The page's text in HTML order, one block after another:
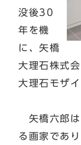
没後30
年を機
に、矢橋
大理石株式
大理石モザ
矢橋六郎は
る画家であ